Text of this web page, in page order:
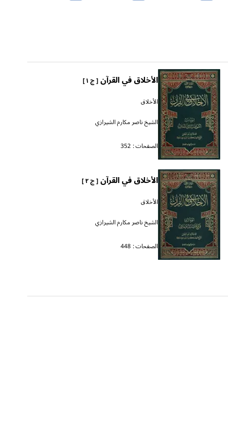
الأخلاق في القرآن[ ج ١ ]
الأخلاق
الشيخ ناصر مكارم الشيرازي
الصفحات : 352
الأخلاق في القرآن[ ج ٢ ]
الأخلاق
الشيخ ناصر مكارم الشيرازي
الصفحات : 448